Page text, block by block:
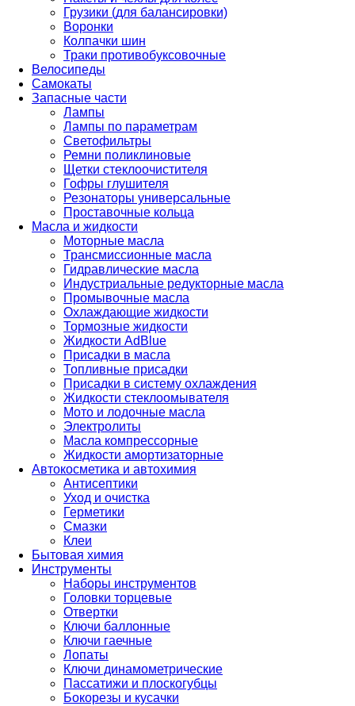
Грузики (для балансировки)
Воронки
Колпачки шин
Траки противобуксовочные
Велосипеды
Самокаты
Запасные части
Лампы
Лампы по параметрам
Светофильтры
Ремни поликлиновые
Щетки стеклоочистителя
Гофры глушителя
Резонаторы универсальные
Проставочные кольца
Масла и жидкости
Моторные масла
Трансмиссионные масла
Гидравлические масла
Индустриальные редукторные масла
Промывочные масла
Охлаждающие жидкости
Тормозные жидкости
Жидкости AdBlue
Присадки в масла
Топливные присадки
Присадки в систему охлаждения
Жидкости стеклоомывателя
Мото и лодочные масла
Электролиты
Масла компрессорные
Жидкости амортизаторные
Автокосметика и автохимия
Антисептики
Уход и очистка
Герметики
Смазки
Клеи
Бытовая химия
Инструменты
Наборы инструментов
Головки торцевые
Отвертки
Ключи баллонные
Ключи гаечные
Лопаты
Ключи динамометрические
Пассатижи и плоскогубцы
Бокорезы и кусачки